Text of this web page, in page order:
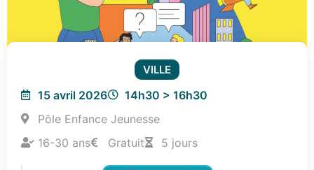
VILLE
15 avril 2026
14h30 > 16h30
Pôle Enfance Jeunesse
16-30 ans
Gratuit 5 jours